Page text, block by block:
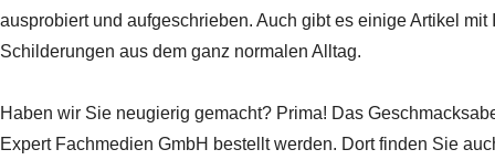
ausprobiert und aufgeschrieben. Auch gibt es einige Artikel
Schilderungen aus dem ganz normalen Alltag.
Haben wir Sie neugierig gemacht? Prima! Das
Expert Fachmedien GmbH bestellt werden. Dort finden Sie